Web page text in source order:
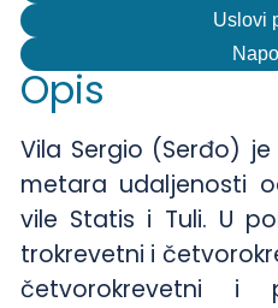
Uslovi
Opis
Vila Sergio (Serđo)
metara udaljenosti
vile Statis i Tuli. U
trokrevetni i
četvorokrevetni i